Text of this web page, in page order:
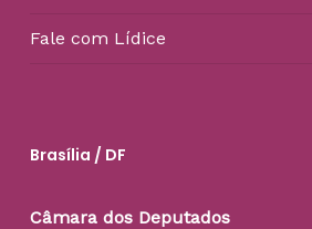
Fale com Lídice
Brasília / DF
Câmara dos Deputados